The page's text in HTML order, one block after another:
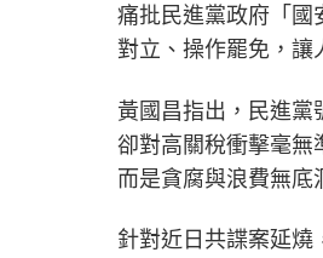
痛批民進黨政府「國
對立、操作罷免，讓
黃國昌指出，民進黨
卻對高關稅衝擊毫無
而是貪腐與浪費無底
針對近日共諜案延